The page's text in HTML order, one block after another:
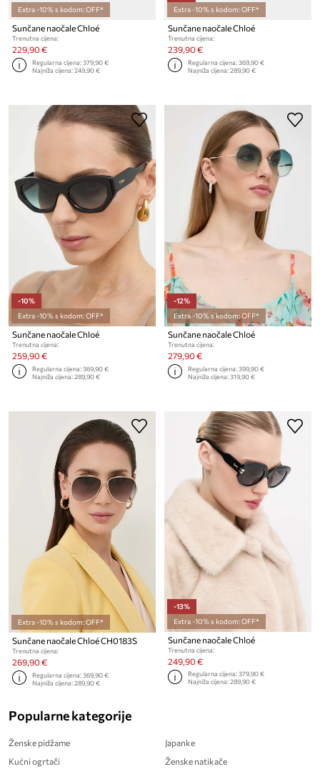
Extra -10% s kodom: OFF*
Sunčane naočale Chloé
Trenutna cijena:
229,90 €
Regularna cijena:379,90 €
Najniža cijena:249,90 €
Extra -10% s kodom: OFF*
Sunčane naočale Chloé
Trenutna cijena:
239,90 €
Regularna cijena:369,90 €
Najniža cijena:289,90 €
-10%
Extra -10% s kodom: OFF*
Sunčane naočale Chloé
Trenutna cijena:
259,90 €
Regularna cijena:369,90 €
Najniža cijena:289,90 €
-12%
Extra -10% s kodom: OFF*
Sunčane naočale Chloé
Trenutna cijena:
279,90 €
Regularna cijena:399,90 €
Najniža cijena:319,90 €
Extra -10% s kodom: OFF*
Sunčane naočale Chloé CH0183S
Trenutna cijena:
269,90 €
Regularna cijena:369,90 €
Najniža cijena:289,90 €
-13%
Extra -10% s kodom: OFF*
Sunčane naočale Chloé
Trenutna cijena:
249,90 €
Regularna cijena:379,90 €
Najniža cijena:289,90 €
Popularne kategorije
Ženske pidžame
Kućni ogrtači
Japanke
Ženske natikače